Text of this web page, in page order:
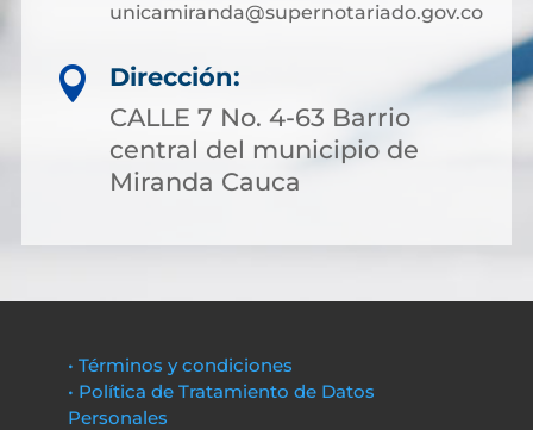
unicamiranda@supernotariado.gov.co

Dirección:
CALLE 7 No. 4-63 Barrio
central del municipio de
Miranda Cauca
• Términos y condiciones
• Política de Tratamiento de Datos
Personales